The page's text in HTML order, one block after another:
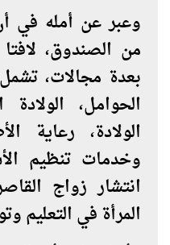
وعبر عن أمله في
من الصندوق،
بعدة مجالات،
الحوامل،
الولادة، رعاية
وخدمات تنظيم
انتشار زواج
المرأة في التعليم